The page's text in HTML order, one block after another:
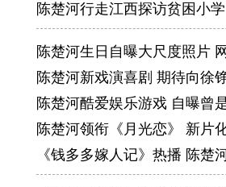
陈楚河行走江西探访贫困小
陈楚河生日自曝大尺度照片
陈楚河新戏演喜剧 期待向徐
陈楚河酷爱娱乐游戏 自曝曾
陈楚河领衔《月光恋》 新片
《钱多多嫁人记》热播 陈楚